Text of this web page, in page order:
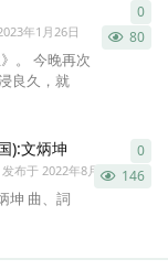
年1月26日 80
。 今晚再次
良久，就
0
):文炳坤
布于 2022年8月9日 146
坤 曲、詞
0